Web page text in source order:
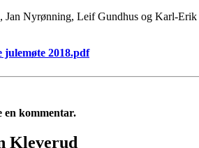
Jan Nyrønning, Leif Gundhus og Karl-Erik
julemøte 2018.pdf
en kommentar.
Kleverud